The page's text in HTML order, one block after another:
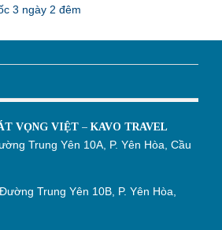
3 ngày 2 đêm
VỌNG VIỆT – KAVO TRAVEL
Trung Yên 10A, P. Yên Hòa, Cầu
Trung Yên 10B, P. Yên Hòa,